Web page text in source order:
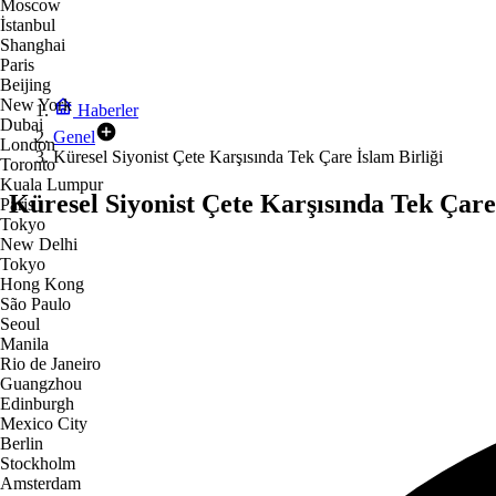
Moscow
İstanbul
Shanghai
Paris
Beijing
New York
Dubai
London
Toronto
Kuala Lumpur
Paris
Tokyo
New Delhi
Tokyo
Hong Kong
São Paulo
Seoul
Manila
Rio de Janeiro
Guangzhou
Edinburgh
Mexico City
Berlin
Stockholm
Amsterdam
Haberler
Genel
Küresel Siyonist Çete Karşısında Tek Çare İslam Birliği
Küresel Siyonist Çete Karşısında Tek